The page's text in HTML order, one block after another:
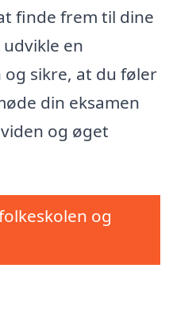
finde frem til dine
en
sikre, at du føler
din eksamen
og øget
og